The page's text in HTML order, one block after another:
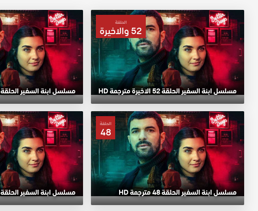
الحلقة
52 والاخيرة
مسلسل ابنة السفير الحلقة 52 الاخيرة مترجمة HD مسلسل ابنة السفير الحلقة 51 مترجمة HD
الحلقة
48
مسلسل ابنة السفير الحلقة 48 مترجمة HD مسلسل ابنة السفير الحلقة 47 مترجمة HD